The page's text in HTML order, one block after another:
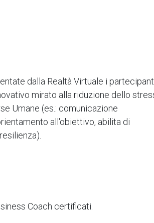
dalla Realtà Virtuale i
mirato alla riduzione dello
Umane (es.: comunicazione
all'obiettivo, abilita di
Coach certificati.